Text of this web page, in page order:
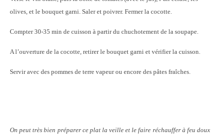
olives, et le bouquet garni. Saler et poivrer. Fermer la cocotte.
Compter 30-35 min de cuisson à partir du chuchotement de la soupape.
A l’ouverture de la cocotte, retirer le bouquet garni et vérifier la cuisson.
Servir avec des pommes de terre vapeur ou encore des pâtes fraîches.
On peut très bien préparer ce plat la veille et le faire réchauffer à feu doux